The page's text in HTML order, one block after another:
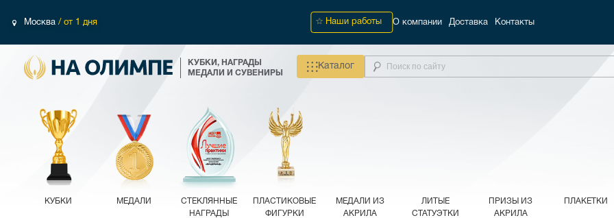
Москва / от 1 дня Наши работы О компании Доставка Контакты
КУБКИ, НАГРАДЫ
МЕДАЛИ И СУВЕНИРЫ
Каталог
КУБКИ МЕДАЛИ
СТЕКЛЯННЫЕ
НАГРАДЫ
ПЛАСТИКОВЫЕ
ФИГУРКИ
МЕДАЛИ ИЗ
АКРИЛА
ЛИТЫЕ
СТАТУЭТКИ
ПРИЗЫ ИЗ
АКРИЛА
ПЛАКЕТКИ